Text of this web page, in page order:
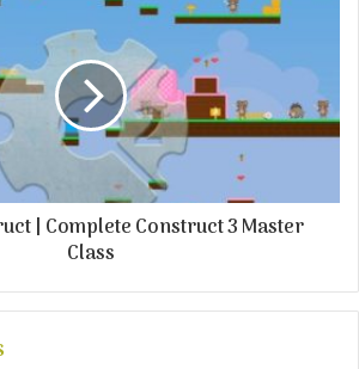
| Complete Construct 3 Master
Class